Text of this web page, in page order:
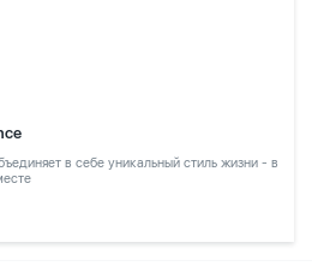
в себе уникальный стиль жизни - в